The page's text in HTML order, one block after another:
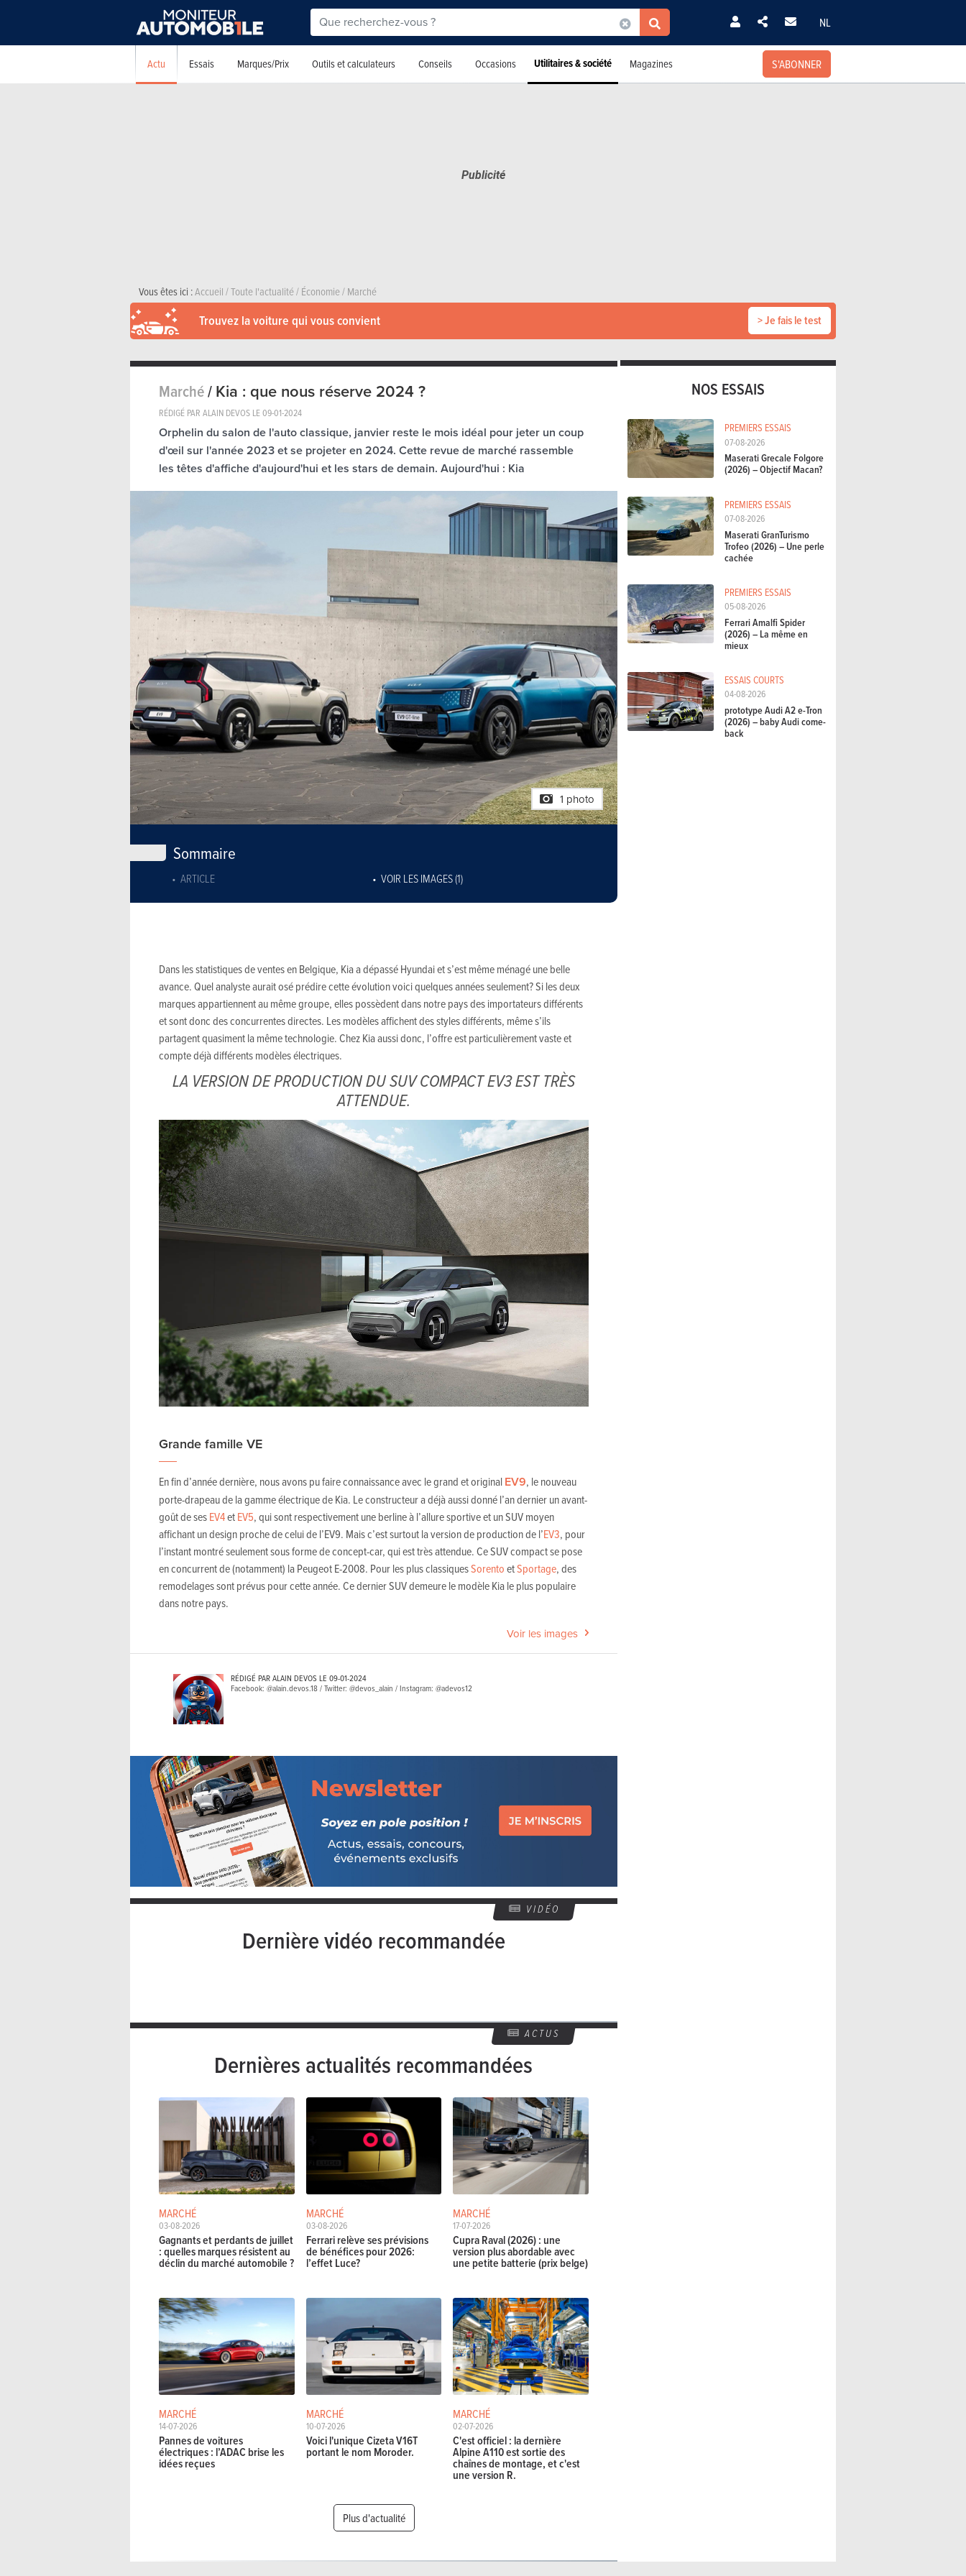
NL
Actu Essais Marques/Prix Outils et calculateurs Conseils Occasions Utilitaires & société Magazines S'ABONNER
Vous êtes ici :Accueil/Toute l'actualité/Économie/Marché
Trouvez la voiture qui vous convient > Je fais le test
Marché/Kia : que nous réserve 2024 ?
RÉDIGÉ PAR ALAIN DEVOS LE09-01-2024
Orphelin du salon de l'auto classique, janvier reste le mois idéal pour jeter un coup
d'œil sur l'année 2023 et se projeter en 2024. Cette revue de marché rassemble
les têtes d'affiche d'aujourd'hui et les stars de demain. Aujourd'hui : Kia
1 photo
Sommaire
ARTICLE VOIR LES IMAGES (1)
Dans les statistiques de ventes en Belgique, Kia a dépassé Hyundai et s’est même ménagé une belle
avance. Quel analyste aurait osé prédire cette évolution voici quelques années seulement? Si les deux
marques appartiennent au même groupe, elles possèdent dans notre pays des importateurs différents
et sont donc des concurrentes directes. Les modèles affichent des styles différents, même s’ils
partagent quasiment la même technologie. Chez Kia aussi donc, l’offre est particulièrement vaste et
compte déjà différents modèles électriques.
LA VERSION DE PRODUCTION DU SUV COMPACT EV3 EST TRÈS
ATTENDUE.
Grande famille VE
En fin d’année dernière, nous avons pu faire connaissance avec le grand et originalEV9, le nouveau
porte-drapeau de la gamme électrique de Kia. Le constructeur a déjà aussi donné l’an dernier un avant-
goût de sesEV4etEV5, qui sont respectivement une berline à l’allure sportive et un SUV moyen
affichant un design proche de celui de l’EV9. Mais c’est surtout la version de production de l’EV3, pour
l’instant montré seulement sous forme de concept-car, qui est très attendue. Ce SUV compact se pose
en concurrent de (notamment) la Peugeot E-2008. Pour les plus classiquesSorentoetSportage, des
remodelages sont prévus pour cette année. Ce dernier SUV demeure le modèle Kia le plus populaire
dans notre pays.
Voir les images
RÉDIGÉ PAR ALAIN DEVOS LE 09-01-2024
Facebook: @alain.devos.18 / Twitter: @devos_alain / Instagram: @adevos12
VIDÉO
Dernière vidéo recommandée
ACTUS
Dernières actualités recommandées
MARCHÉ
03-08-2026
Gagnants et perdants de juillet
: quelles marques résistent au
déclin du marché automobile ?
MARCHÉ
03-08-2026
Ferrari relève ses prévisions
de bénéfices pour 2026:
l’effet Luce?
MARCHÉ
17-07-2026
Cupra Raval (2026) : une
version plus abordable avec
une petite batterie (prix belge)
MARCHÉ
14-07-2026
Pannes de voitures
électriques : l’ADAC brise les
idées reçues
MARCHÉ
10-07-2026
Voici l'unique Cizeta V16T
portant le nom Moroder.
MARCHÉ
02-07-2026
C'est officiel : la dernière
Alpine A110 est sortie des
chaînes de montage, et c'est
une version R.
Plus d'actualité
NOS ESSAIS
PREMIERS ESSAIS
07-08-2026
Maserati Grecale Folgore
(2026) – Objectif Macan?
PREMIERS ESSAIS
07-08-2026
Maserati GranTurismo
Trofeo (2026) – Une perle
cachée
PREMIERS ESSAIS
05-08-2026
Ferrari Amalfi Spider
(2026) – La même en
mieux
ESSAIS COURTS
04-08-2026
prototype Audi A2 e-Tron
(2026) – baby Audi come-
back